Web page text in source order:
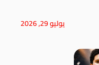
يوليو 29, 2026